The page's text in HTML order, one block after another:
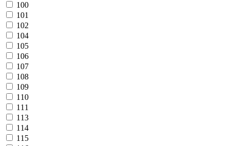
100
101
102
104
105
106
107
108
109
110
111
113
114
115